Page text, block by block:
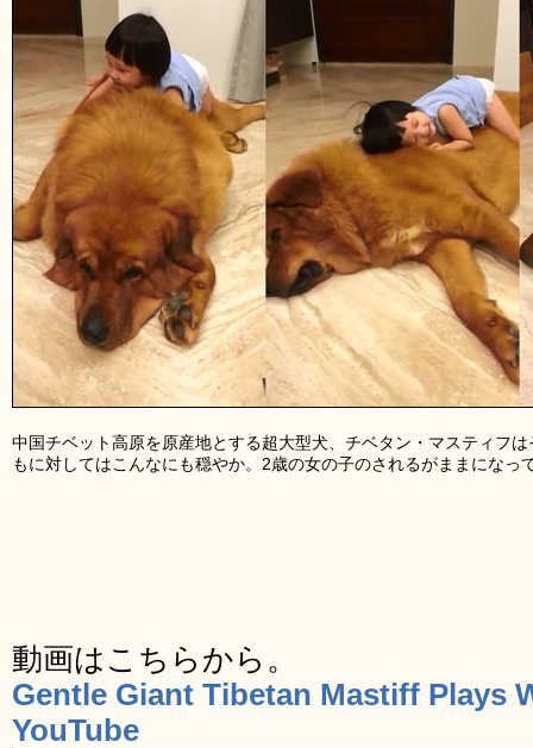
中国チベット高原を原産地とする超大型犬、チベタン・マスティフ
もに対してはこんなにも穏やか。2歳の女の子のされるがままになっ
動画はこちらから。
Gentle Giant Tibetan Mastiff Plays
YouTube